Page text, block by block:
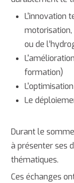
L'innovation
motorisation,
ou de
formation)
Le
Durant le
à présenter ses
thématiques.
Ces échanges